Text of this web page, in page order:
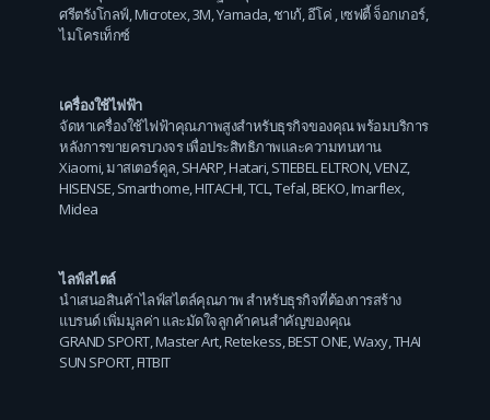
ศรีตรังโกลฟ์,Microtex,3M,Yamada,ชาเก้,อีโค่ ,เซฟตี้ จ็อกเกอร์,
ไมโครเท็กซ์
เครื่องใช้ไฟฟ้า
จัดหาเครื่องใช้ไฟฟ้าคุณภาพสูงสำหรับธุรกิจของคุณ พร้อมบริการ
หลังการขายครบวงจร เพื่อประสิทธิภาพและความทนทาน
Xiaomi,มาสเตอร์คูล,SHARP,Hatari,STIEBEL ELTRON,VENZ,
HISENSE,Smarthome,HITACHI,TCL,Tefal,BEKO,Imarflex,
Midea
ไลฟ์สไตล์
นำเสนอสินค้าไลฟ์สไตล์คุณภาพ สำหรับธุรกิจที่ต้องการสร้าง
แบรนด์ เพิ่มมูลค่า และมัดใจลูกค้าคนสำคัญของคุณ
GRAND SPORT,Master Art,Retekess,BEST ONE,Waxy,THAI
SUN SPORT,FITBIT